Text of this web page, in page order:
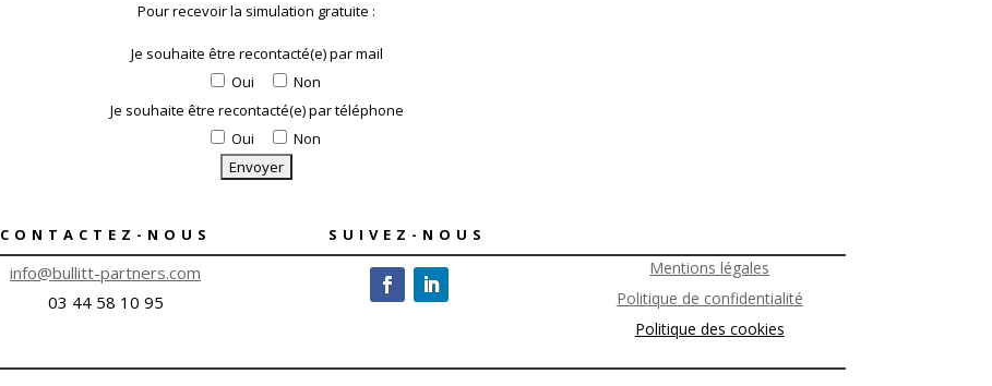
Pour recevoir la simulation gratuite :
Je souhaite être recontacté(e) par mail
Oui
Non
Je souhaite être recontacté(e) par téléphone
Oui
Non
CONTACTEZ-NOUS
info@bullitt-partners.com
03 44 58 10 95
SUIVEZ-NOUS
Mentions légales
Politique de confidentialité
Politique des cookies